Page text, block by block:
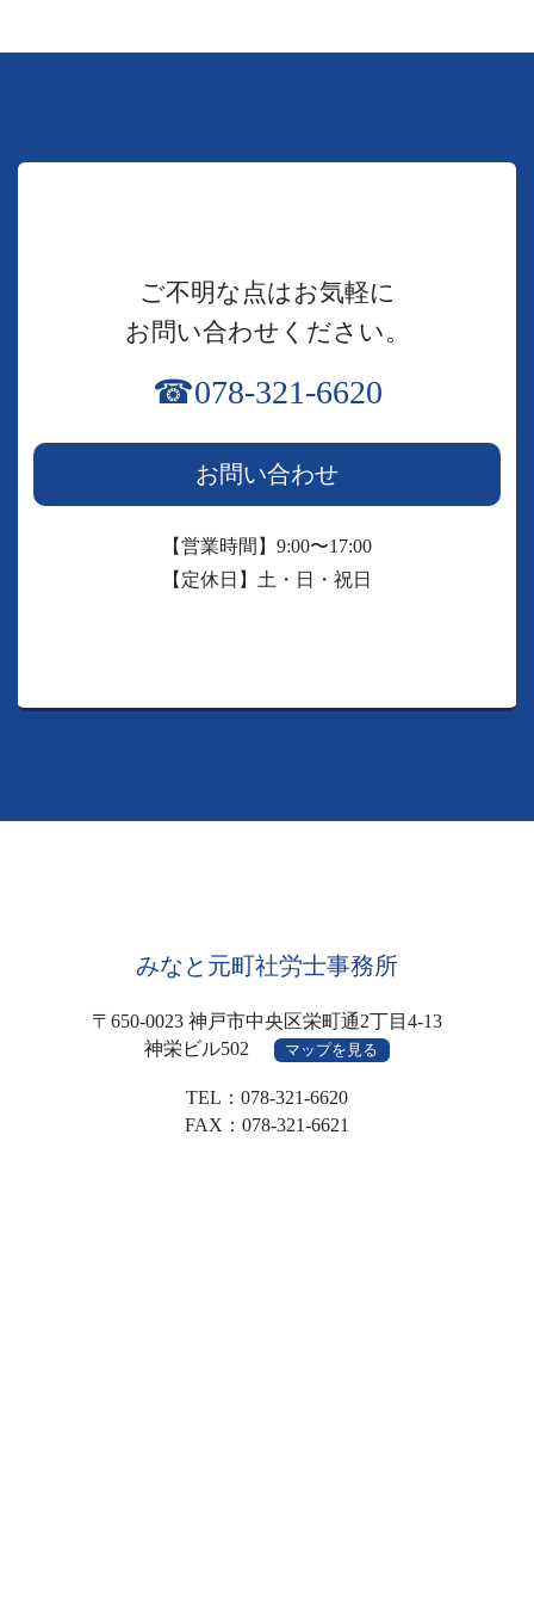
ご不明な点はお気軽に
お問い合わせください。
☎︎078-321-6620
お問い合わせ
【営業時間】9:00〜17:00
【定休日】土・日・祝日
みなと元町社労士事務所
〒650-0023 神戸市中央区栄町通2丁目4-13
神栄ビル502
マップを見る
TEL：078-321-6620
FAX：078-321-6621